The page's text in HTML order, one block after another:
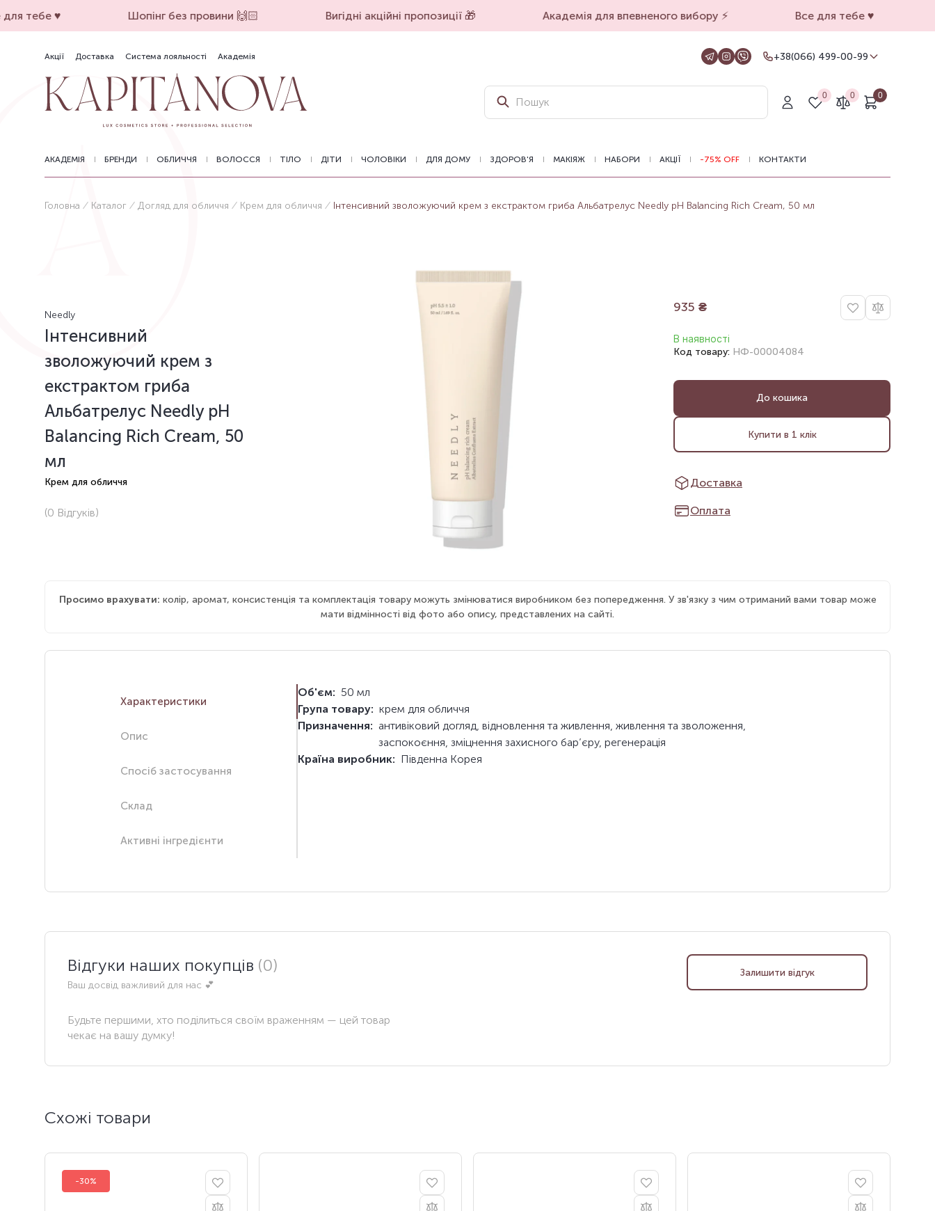
тебе ♥️ Шопінг без провини 🙌🏻 Вигідні акційні пропозиції 🎁 Академія для впевненого вибору ⚡️ Все для тебе ♥️
Акції Доставка Система лояльності Академія
+38(066) 499-00-99
Для замовлень на сайті
+38(099) 069-90-00
Магазин Харків
Оформлення замовлень на сайті
0 0 0
АКАДЕМІЯ БРЕНДИ ОБЛИЧЧЯ ВОЛОССЯ ТІЛО ДІТИ ЧОЛОВІКИ ДЛЯ ДОМУ ЗДОРОВ'Я МАКІЯЖ НАБОРИ АКЦІЇ -75% OFF КОНТАКТИ
Головна Каталог Догляд для обличчя Крем для обличчя Інтенсивний зволожуючий крем з екстрактом гриба Альбатрелус Needly pH Balancing Rich Cream, 50 мл
Needly
Інтенсивний
зволожуючий крем з
екстрактом гриба
Альбатрелус Needly pH
Balancing Rich Cream, 50
мл
Крем для обличчя
(0 Відгуків)
935 ₴
В наявності
Код товару: НФ-00004084
До кошика
Купити в 1 клік
Доставка
Оплата
Просимо врахувати: колір, аромат, консистенція та комплектація товару можуть змінюватися виробником без попередження. У зв'язку з чим отриманий вами товар може
мати відмінності від фото або опису, представлених на сайті.
Характеристики
Опис
Спосіб застосування
Склад
Активні інгредієнти
Об'єм: 50 мл
Група товару: крем для обличчя
Призначення: антивіковий догляд, відновлення та живлення, живлення та зволоження,
заспокоєння, зміцнення захисного бар’єру, регенерація
Країна виробник: Південна Корея
Відгуки наших покупців (0)
Ваш досвід важливий для нас 💕
Залишити відгук
Будьте першими, хто поділиться своїм враженням — цей товар
чекає на вашу думку!
Схожі товари
-30%